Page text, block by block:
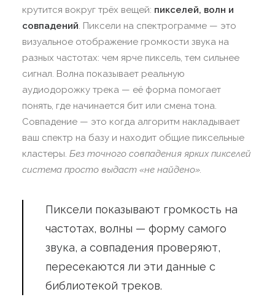
крутится вокруг трёх вещей: пикселей, волн и
совпадений. Пиксели на спектрограмме — это
визуальное отображение громкости звука на
разных частотах: чем ярче пиксель, тем сильнее
сигнал. Волна показывает реальную
аудиодорожку трека — её форма помогает
понять, где начинается бит или смена тона.
Совпадение — это когда алгоритм накладывает
ваш спектр на базу и находит общие пиксельные
кластеры. Без точного совпадения ярких пикселей
система просто выдаст «не найдено».
Пиксели показывают громкость на
частотах, волны — форму самого
звука, а совпадения проверяют,
пересекаются ли эти данные с
библиотекой треков.